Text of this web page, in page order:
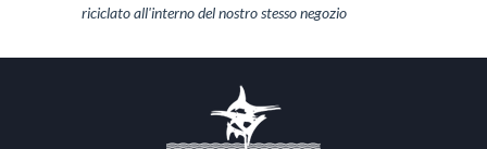
riciclato all'interno del nostro stesso negozio